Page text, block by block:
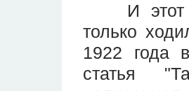
И этот
только
1922 года
статья